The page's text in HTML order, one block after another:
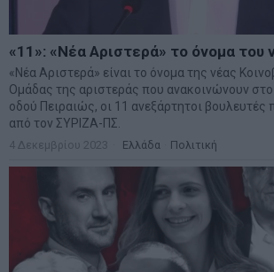
«11»: «Νέα Αριστερά» το όνομα του
«Νέα Αριστερά» είναι το όνομα της νέας
Ομάδας της αριστεράς που ανακοινώνουν στο
οδού Πειραιώς, οι 11 ανεξάρτητοι
από τον ΣΥΡΙΖΑ-ΠΣ.
4 Δεκεμβρίου 2023 Ελλάδα Πολιτική